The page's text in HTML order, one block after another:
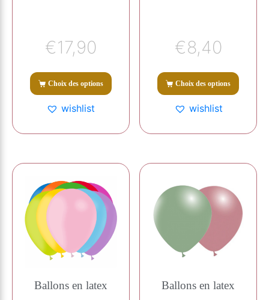
€17,90
Choix des options
wishlist
€8,40
Choix des options
wishlist
Ballons en latex Ballons en latex